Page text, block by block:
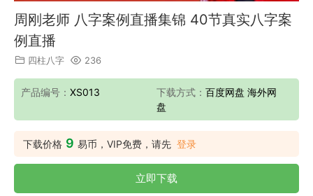
周刚老师 八字案例直播集锦 40节真实八字案
例直播
四柱八字 236
产品编号： XS013 下载方式： 百度网盘 海外网
盘
下载价格 9 易币，VIP免费，请先 登录
立即下载